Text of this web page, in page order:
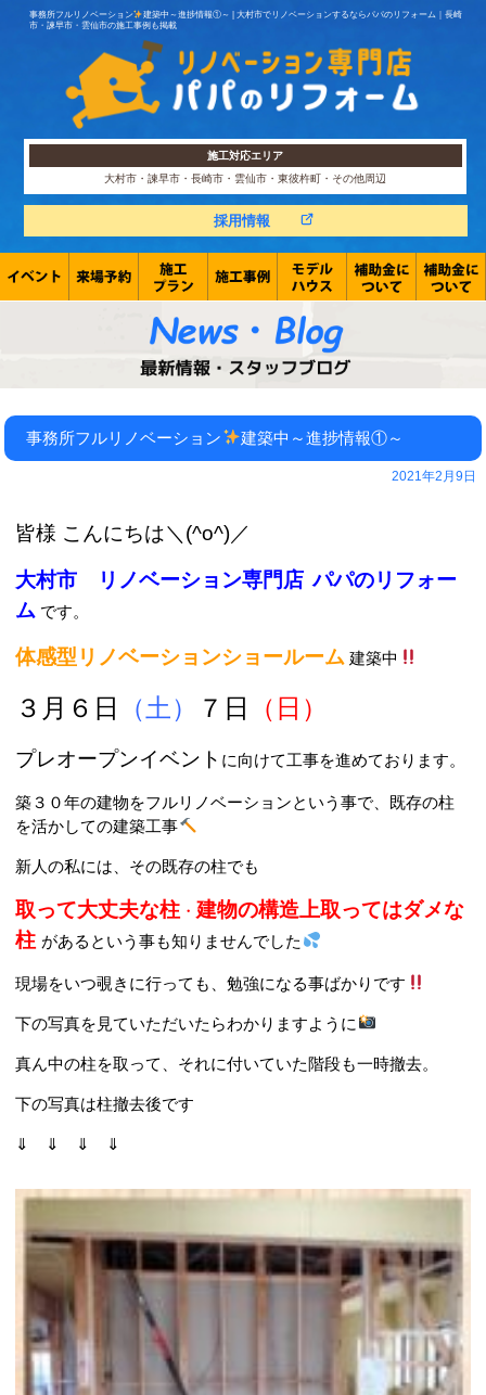
事務所フルリノベーション
建築中～進捗情報①～ | 大村市でリノベーションするならパパのリフォーム｜長崎
市・諫早市・雲仙市の施工事例も掲載
施工対応エリア
大村市・諫早市・長崎市・雲仙市・東彼杵町・その他周辺
採用情報
事務所フルリノベーション 建築中～進捗情報①～
2021年2月9日
皆様 こんにちは＼(^o^)／
大村市 リノベーション専門店 パパのリフォー
ム です。
体感型リノベーションショールーム 建築中
３月６日 （土） ７日 （日）
プレオープンイベント に向けて工事を進めております。
築３０年の建物をフルリノベーションという事で、既存の柱
を活かしての建築工事
新人の私には、その既存の柱でも
取って大丈夫な柱 ・ 建物の構造上取ってはダメな
柱 があるという事も知りませんでした
現場をいつ覗きに行っても、勉強になる事ばかりです
下の写真を見ていただいたらわかりますように
真ん中の柱を取って、それに付いていた階段も一時撤去。
下の写真は柱撤去後です
⇓ ⇓ ⇓ ⇓